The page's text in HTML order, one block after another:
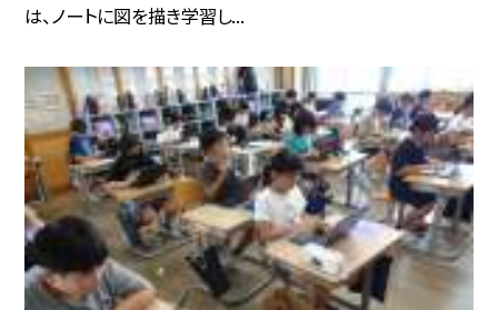
は、ノートに図を描き学習し...